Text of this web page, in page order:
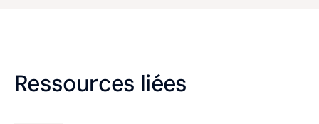
Ressources liées